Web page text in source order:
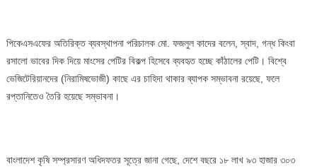
পিকেএসএফের অতিরিক্ত ব্যবস্থাপনা পরিচালক মো. ফজলুল কাদের বলেন, স্বাদ, গন্ধ কিংবা
রসালো ভাবের দিক দিয়ে মাংসের পেটির বিকল্প হিসেবে ব্যবহৃত হচ্ছে কাঁঠালের পেটি। বিশ্বে
ভেজিটেরিয়ানদের (নিরামিষভোজী) কাছে এর চাহিদা থাকার ব্যাপক সম্ভাবনা রয়েছে, ফলে
রপ্তানিতেও তৈরি হয়েছে সম্ভাবনা।
বাংলাদেশ কৃষি সম্প্রসারণ অধিদফতর সূত্রে জানা গেছে, দেশে বছরে ১৮ লাখ ৯৩ হাজার ৩০৩